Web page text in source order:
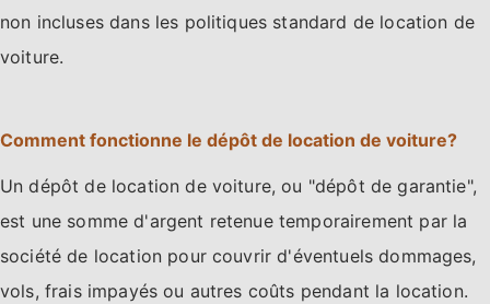
non incluses dans les politiques standard de location de
voiture.
Comment fonctionne le dépôt de location de voiture?
Un dépôt de location de voiture, ou "dépôt de garantie",
est une somme d'argent retenue temporairement par la
société de location pour couvrir d'éventuels dommages,
vols, frais impayés ou autres coûts pendant la location.